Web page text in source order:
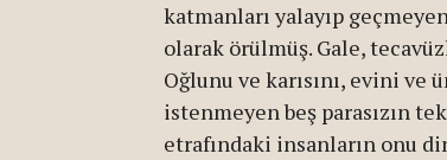
katmanları yalayıp
olarak örülmüş. Gale,
Oğlunu ve karısını, evini
istenmeyen beş parasızın
etrafındaki insanların onu